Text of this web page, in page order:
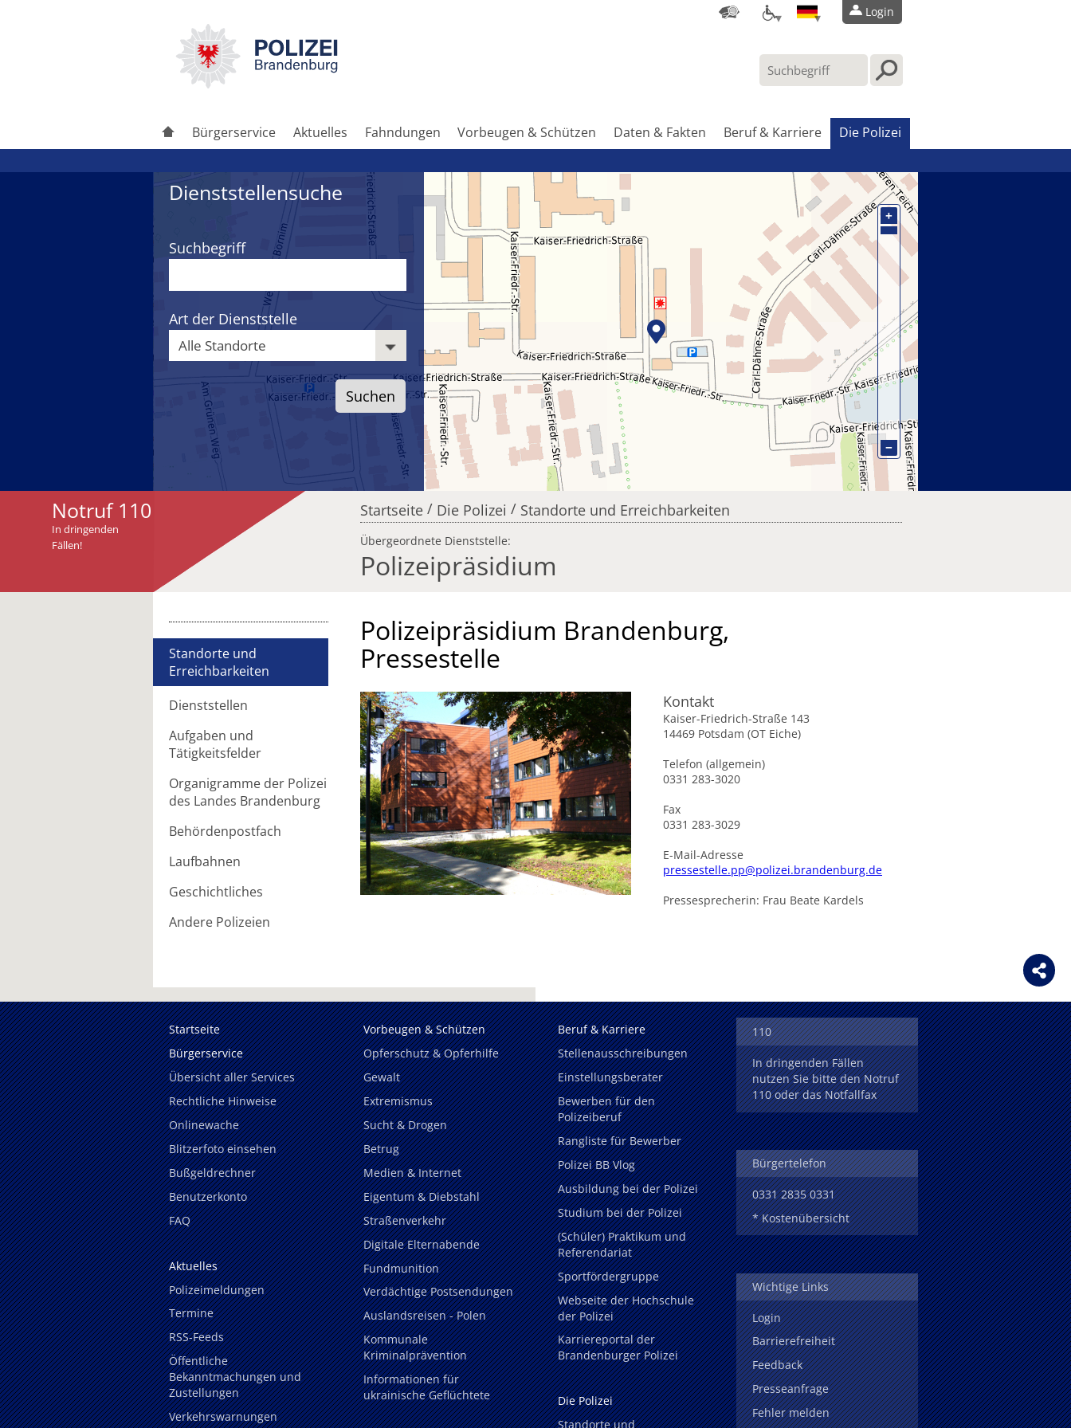
Login
Bürgerservice Aktuelles Fahndungen Vorbeugen & Schützen Daten & Fakten Beruf & Karriere Die Polizei
+
−
Dienststellensuche
Suchbegriff
Art der Dienststelle
Alle Standorte
Notruf 110
In dringenden
Fällen!
Startseite / Die Polizei / Standorte und Erreichbarkeiten
Übergeordnete Dienststelle:
Polizeipräsidium
Standorte und
Erreichbarkeiten
Dienststellen
Aufgaben und
Tätigkeitsfelder
Organigramme der Polizei
des Landes Brandenburg
Behördenpostfach
Laufbahnen
Geschichtliches
Andere Polizeien
Polizeipräsidium Brandenburg,
Pressestelle
Kontakt
Kaiser-Friedrich-Straße 143
14469 Potsdam (OT Eiche)
Telefon (allgemein)
0331 283-3020
Fax
0331 283-3029
E-Mail-Adresse
pressestelle.pp@polizei.brandenburg.de
Pressesprecherin: Frau Beate Kardels
Startseite
Bürgerservice
Übersicht aller Services
Rechtliche Hinweise
Onlinewache
Blitzerfoto einsehen
Bußgeldrechner
Benutzerkonto
FAQ
Aktuelles
Polizeimeldungen
Termine
RSS-Feeds
Öffentliche
Bekanntmachungen und
Zustellungen
Verkehrswarnungen
Vorbeugen & Schützen
Opferschutz & Opferhilfe
Gewalt
Extremismus
Sucht & Drogen
Betrug
Medien & Internet
Eigentum & Diebstahl
Straßenverkehr
Digitale Elternabende
Fundmunition
Verdächtige Postsendungen
Auslandsreisen - Polen
Kommunale
Kriminalprävention
Informationen für
ukrainische Geflüchtete
Beruf & Karriere
Stellenausschreibungen
Einstellungsberater
Bewerben für den
Polizeiberuf
Rangliste für Bewerber
Polizei BB Vlog
Ausbildung bei der Polizei
Studium bei der Polizei
(Schüler) Praktikum und
Referendariat
Sportfördergruppe
Webseite der Hochschule
der Polizei
Karriereportal der
Brandenburger Polizei
Die Polizei
Standorte und
110
In dringenden Fällen
nutzen Sie bitte den Notruf
110 oder das Notfallfax
Bürgertelefon
0331 2835 0331
* Kostenübersicht
Wichtige Links
Login
Barrierefreiheit
Feedback
Presseanfrage
Fehler melden